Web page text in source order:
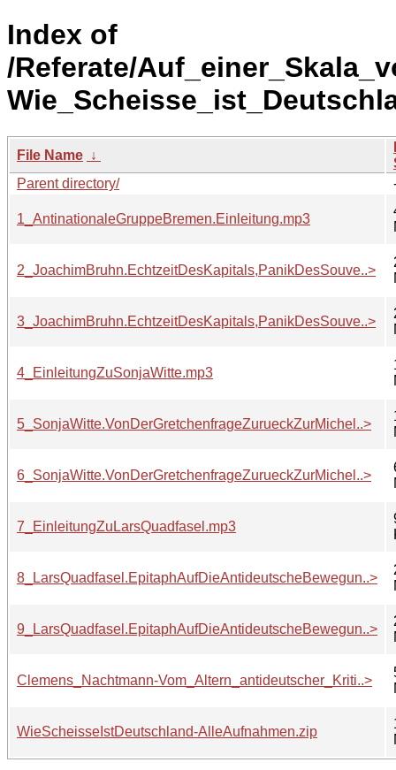
Index of
/Referate/
File Name ↓
Parent directory/
1_AntinationaleGruppeBremen.Einleitung.mp3
2_JoachimBruhn.EchtzeitDesKapitals,PanikDesSouve..>
3_JoachimBruhn.EchtzeitDesKapitals,PanikDesSouve..>
4_EinleitungZuSonjaWitte.mp3
5_SonjaWitte.VonDerGretchenfrageZurueckZurMichel..>
6_SonjaWitte.VonDerGretchenfrageZurueckZurMichel..>
7_EinleitungZuLarsQuadfasel.mp3
8_LarsQuadfasel.EpitaphAufDieAntideutscheBewegun..>
9_LarsQuadfasel.EpitaphAufDieAntideutscheBewegun..>
Clemens_Nachtmann-Vom_Altern_antideutscher_Kriti..>
WieScheisseIstDeutschland-AlleAufnahmen.zip